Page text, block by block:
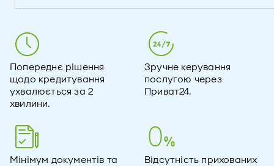
Попереднє рішення
щодо кредитування
ухвалюється за 2
хвилини.
Зручне керування
послугою через
Приват24.
Мінімум документів та
Відсутність прихованих